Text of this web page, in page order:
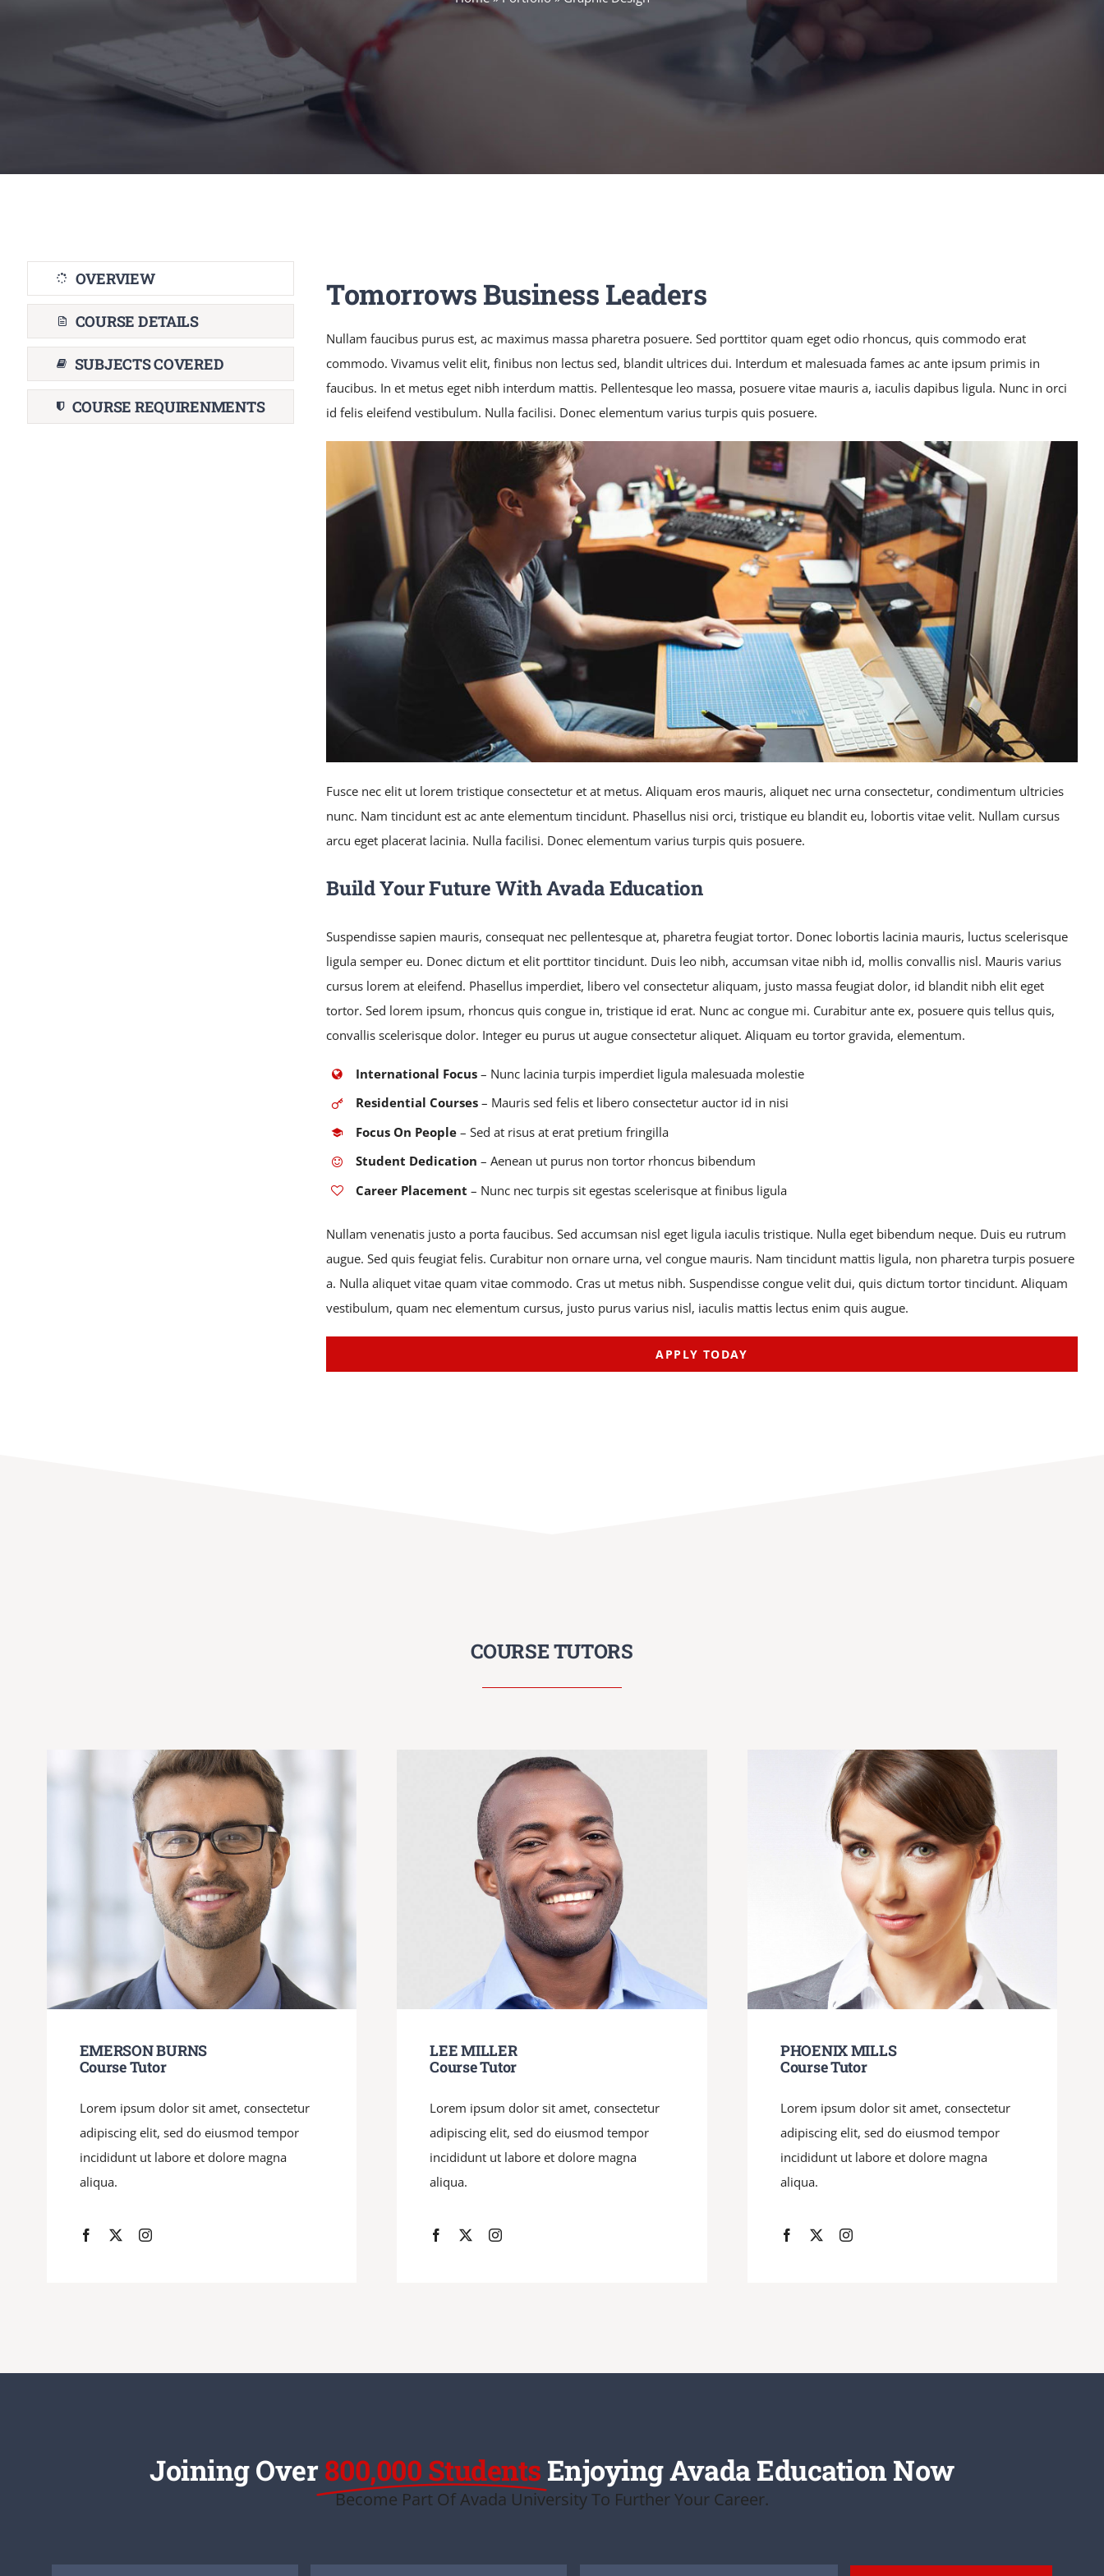
OVERVIEW
COURSE DETAILS
SUBJECTS COVERED
COURSE REQUIRENMENTS
Tomorrows Business Leaders
Nullam faucibus purus est, ac maximus massa pharetra posuere. Sed porttitor quam eget odio rhoncus, quis commodo erat
commodo. Vivamus velit elit, finibus non lectus sed, blandit ultrices dui. Interdum et malesuada fames ac ante ipsum primis in
faucibus. In et metus eget nibh interdum mattis. Pellentesque leo massa, posuere vitae mauris a, iaculis dapibus ligula. Nunc in orci
id felis eleifend vestibulum. Nulla facilisi. Donec elementum varius turpis quis posuere.
Fusce nec elit ut lorem tristique consectetur et at metus. Aliquam eros mauris, aliquet nec urna consectetur, condimentum ultricies
nunc. Nam tincidunt est ac ante elementum tincidunt. Phasellus nisi orci, tristique eu blandit eu, lobortis vitae velit. Nullam cursus
arcu eget placerat lacinia. Nulla facilisi. Donec elementum varius turpis quis posuere.
Build Your Future With Avada Education
Suspendisse sapien mauris, consequat nec pellentesque at, pharetra feugiat tortor. Donec lobortis lacinia mauris, luctus scelerisque
ligula semper eu. Donec dictum et elit porttitor tincidunt. Duis leo nibh, accumsan vitae nibh id, mollis convallis nisl. Mauris varius
cursus lorem at eleifend. Phasellus imperdiet, libero vel consectetur aliquam, justo massa feugiat dolor, id blandit nibh elit eget
tortor. Sed lorem ipsum, rhoncus quis congue in, tristique id erat. Nunc ac congue mi. Curabitur ante ex, posuere quis tellus quis,
convallis scelerisque dolor. Integer eu purus ut augue consectetur aliquet. Aliquam eu tortor gravida, elementum.
International Focus – Nunc lacinia turpis imperdiet ligula malesuada molestie
Residential Courses – Mauris sed felis et libero consectetur auctor id in nisi
Focus On People – Sed at risus at erat pretium fringilla
Student Dedication – Aenean ut purus non tortor rhoncus bibendum
Career Placement – Nunc nec turpis sit egestas scelerisque at finibus ligula
Nullam venenatis justo a porta faucibus. Sed accumsan nisl eget ligula iaculis tristique. Nulla eget bibendum neque. Duis eu rutrum
augue. Sed quis feugiat felis. Curabitur non ornare urna, vel congue mauris. Nam tincidunt mattis ligula, non pharetra turpis posuere
a. Nulla aliquet vitae quam vitae commodo. Cras ut metus nibh. Suspendisse congue velit dui, quis dictum tortor tincidunt. Aliquam
vestibulum, quam nec elementum cursus, justo purus varius nisl, iaculis mattis lectus enim quis augue.
APPLY TODAY
COURSE TUTORS
EMERSON BURNS
Course Tutor
Lorem ipsum dolor sit amet, consectetur
adipiscing elit, sed do eiusmod tempor
incididunt ut labore et dolore magna
aliqua.
LEE MILLER
Course Tutor
Lorem ipsum dolor sit amet, consectetur
adipiscing elit, sed do eiusmod tempor
incididunt ut labore et dolore magna
aliqua.
PHOENIX MILLS
Course Tutor
Lorem ipsum dolor sit amet, consectetur
adipiscing elit, sed do eiusmod tempor
incididunt ut labore et dolore magna
aliqua.
Joining Over800,000 Students Enjoying Avada Education Now
Become Part Of Avada University To Further Your Career.